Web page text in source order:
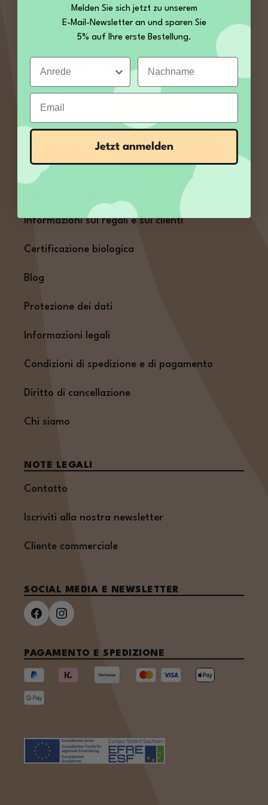
LINEA TELEFONICA DI ASSISTENZA
Supporto e consulenza al numero:
+49 35027 189860
Lun-Ven, 09:00 - 12:00 e 13:00 - 14:00
Informazioni sui regali e sui clienti
Certificazione biologica
Blog
Protezione dei dati
Informazioni legali
Condizioni di spedizione e di pagamento
Diritto di cancellazione
Chi siamo
NOTE LEGALI
Contatto
Iscriviti alla nostra newsletter
Cliente commerciale
SOCIAL MEDIA E NEWSLETTER
PAGAMENTO E SPEDIZIONE
Melden Sie sich jetzt zu unserem
E-Mail-Newsletter an und sparen Sie
5% auf Ihre erste Bestellung.
Anrede Nachname
Email
Jetzt anmelden